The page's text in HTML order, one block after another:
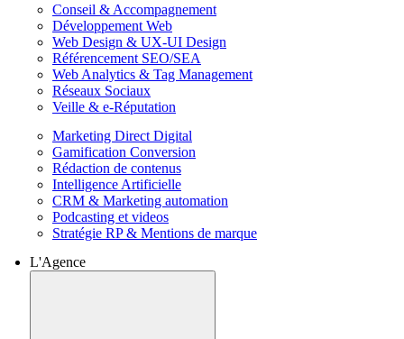
Conseil & Accompagnement
Développement Web
Web Design & UX-UI Design
Référencement SEO/SEA
Web Analytics & Tag Management
Réseaux Sociaux
Veille & e-Réputation
Marketing Direct Digital
Gamification Conversion
Rédaction de contenus
Intelligence Artificielle
CRM & Marketing automation
Podcasting et videos
Stratégie RP & Mentions de marque
L'Agence